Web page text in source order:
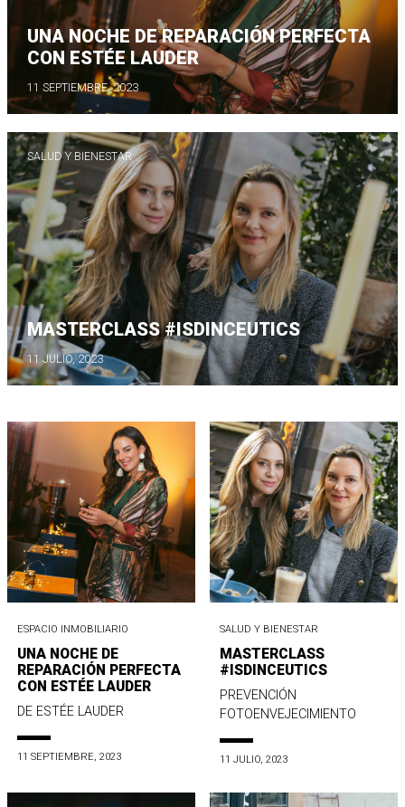
UNA NOCHE DE REPARACIÓN PERFECTA
CON ESTÉE LAUDER
11 SEPTIEMBRE, 2023
SALUD Y BIENESTAR
MASTERCLASS #ISDINCEUTICS
11 JULIO, 2023
ESPACIO INMOBILIARIO
UNA NOCHE DE
REPARACIÓN PERFECTA
CON ESTÉE LAUDER
DE ESTÉE LAUDER
11 SEPTIEMBRE, 2023
SALUD Y BIENESTAR
MASTERCLASS
#ISDINCEUTICS
PREVENCIÓN
FOTOENVEJECIMIENTO
11 JULIO, 2023